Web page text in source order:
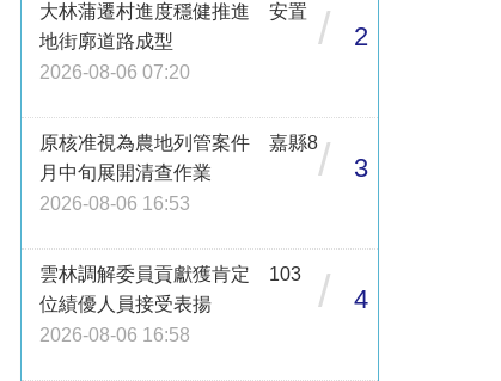
大林蒲遷村進度穩健推進 安置
地街廓道路成型
2026-08-06 07:20
/ 2
原核准視為農地列管案件 嘉縣8
月中旬展開清查作業
2026-08-06 16:53
/ 3
雲林調解委員貢獻獲肯定 103
位績優人員接受表揚
2026-08-06 16:58
/ 4